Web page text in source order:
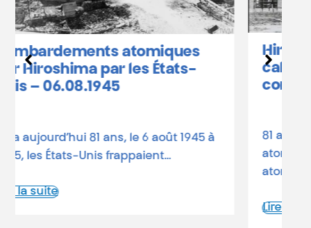
Hiroshima et Nagasaki :
calendrier des
commémorations en Belgique
81 ans depuis les bombardements
atomiques Le 6 août 1945, une bombe